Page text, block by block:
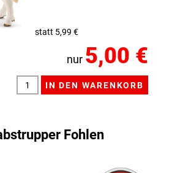
statt 5,99 €
nur 5,00 €
Fohlen